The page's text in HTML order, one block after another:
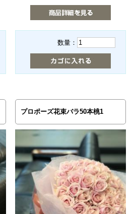
数量：
プロポーズ花束バラ50本桃1